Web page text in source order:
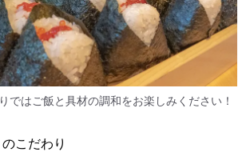
ではご飯と具材の調和をお楽しみください！
こだわり